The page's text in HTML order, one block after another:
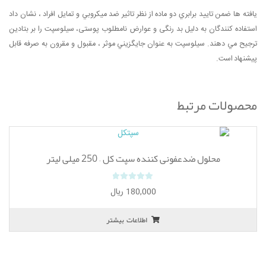
یافته ها ضمن تایید برابري دو ماده از نظر تاثير ضد ميكروبي و تمايل افراد ، نشان داد
استفاده کنندگان به دلیل بد رنگی و عوارض نامطلوب پوستی، سيلوسپت را بر بتادين
ترجيح مي دهند. سيلوسپت به عنوان جايگزيني موثر ، مقبول و مقرون به صرفه قابل
پیشنهاد است.
محصولات مرتبط
محلول ضدعفونی کننده سپت کل – 250 میلی لیتر
t
o
180,000 ریال
اطلاعات بیشتر